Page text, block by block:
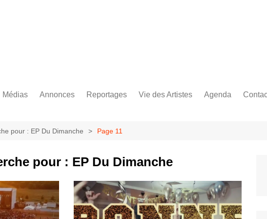
Médias
Albums / EP
Annonces
Les Concerts
Reportages
Photographies
Vie des Artistes Agenda
pour : EP Du Dimanche Page 11
pour : EP Du Dimanche